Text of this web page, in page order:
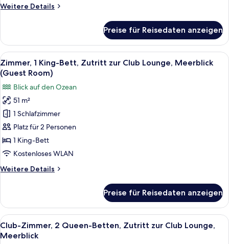
Room
Weitere Details
Weitere
Queen
Beds,
Oceanfront
View,
Guest
Room
Preise für Reisedaten anzeigen
Alle
Fotos
für
Zimmer,
1 King-
Bett,
Zutritt
zur
Club
Meerblick
anzeigen
Ein Resort mit Pool, Strand und
17
Zimmer, 1 King-Bett, Zutritt zur Club Lounge, Meerblick
(Guest Room)
Blick auf den Ozean
51 m²
1 Schlafzimmer
Platz für 2 Personen
1 King-Bett
Kostenloses WLAN
Weitere Details
Weitere
1 King-
Bett,
Zutritt
zur
Preise für Reisedaten anzeigen
Alle
Fotos
Ein Hotelzimmer mit zwei Betten,
9
Club-Zimmer, 2 Queen-Betten, Zutritt zur Club Lounge,
Meerblick